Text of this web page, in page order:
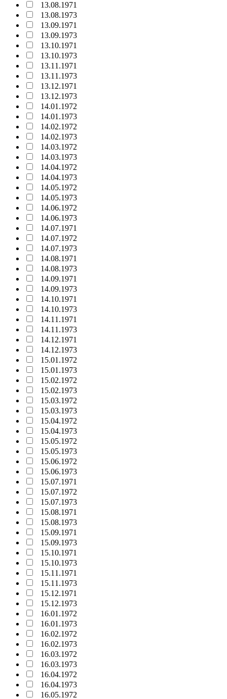
13.08.1971
13.08.1973
13.09.1971
13.09.1973
13.10.1971
13.10.1973
13.11.1971
13.11.1973
13.12.1971
13.12.1973
14.01.1972
14.01.1973
14.02.1972
14.02.1973
14.03.1972
14.03.1973
14.04.1972
14.04.1973
14.05.1972
14.05.1973
14.06.1972
14.06.1973
14.07.1971
14.07.1972
14.07.1973
14.08.1971
14.08.1973
14.09.1971
14.09.1973
14.10.1971
14.10.1973
14.11.1971
14.11.1973
14.12.1971
14.12.1973
15.01.1972
15.01.1973
15.02.1972
15.02.1973
15.03.1972
15.03.1973
15.04.1972
15.04.1973
15.05.1972
15.05.1973
15.06.1972
15.06.1973
15.07.1971
15.07.1972
15.07.1973
15.08.1971
15.08.1973
15.09.1971
15.09.1973
15.10.1971
15.10.1973
15.11.1971
15.11.1973
15.12.1971
15.12.1973
16.01.1972
16.01.1973
16.02.1972
16.02.1973
16.03.1972
16.03.1973
16.04.1972
16.04.1973
16.05.1972